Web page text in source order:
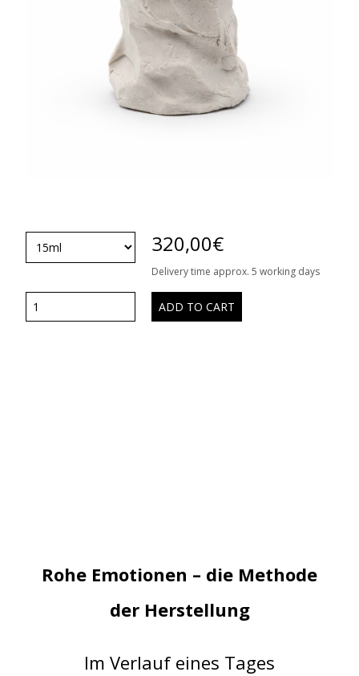
320,00€
Delivery time approx. 5 working days
ADD TO CART
Rohe Emotionen – die Methode
der Herstellung
Im Verlauf eines Tages